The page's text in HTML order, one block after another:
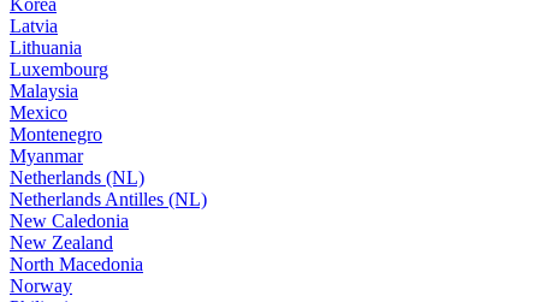
Latvia
Lithuania
Luxembourg
Malaysia
Mexico
Montenegro
Myanmar
Netherlands (NL)
Netherlands Antilles (NL)
New Caledonia
New Zealand
North Macedonia
Norway